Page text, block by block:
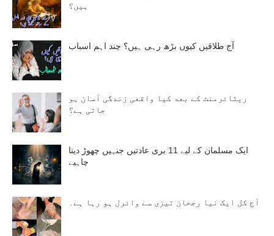
ہیں؟
آج طلاقیں کیوں بڑھ رہی ہیں؟ چند اہم اسباب
ریٹائرمنٹ کے بعد کیا واقعی زندگی آسان ہو
جاتی ہے؟
ایک مسلمان کے لیے 11 بری عادتیں جنہیں چھوڑ دینا
چاہیے
آج کل ایک نیا رجحان تیزی سے وائرل ہو رہا ہے۔